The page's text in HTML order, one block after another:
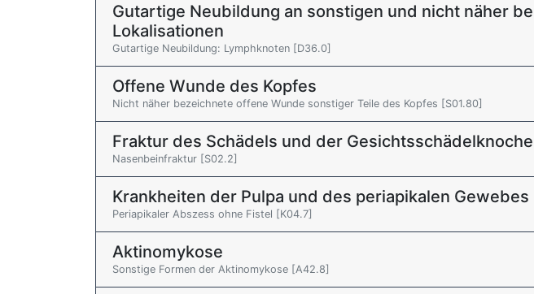
Gutartige Neubildung an sonstigen und nicht näher
Lokalisationen
Gutartige Neubildung: Lymphknoten [D36.0]
Offene Wunde des Kopfes
Nicht näher bezeichnete offene Wunde sonstiger Teile des Kopfes [S01.80]
Fraktur des Schädels und der
Nasenbeinfraktur [S02.2]
Krankheiten der Pulpa und des periapikalen Gewebes
Periapikaler Abszess ohne Fistel [K04.7]
Aktinomykose
Sonstige Formen der Aktinomykose [A42.8]